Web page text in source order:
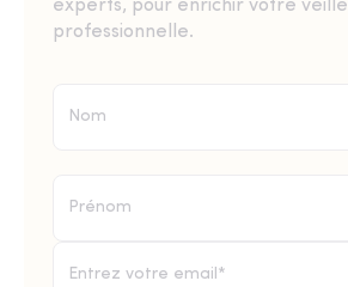
experts, pour enrichir votre veille
professionnelle.